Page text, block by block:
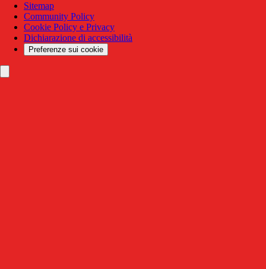
Sitemap
Community Policy
Cookie Policy e Privacy
Dichiarazione di accessibilità
Preferenze sui cookie